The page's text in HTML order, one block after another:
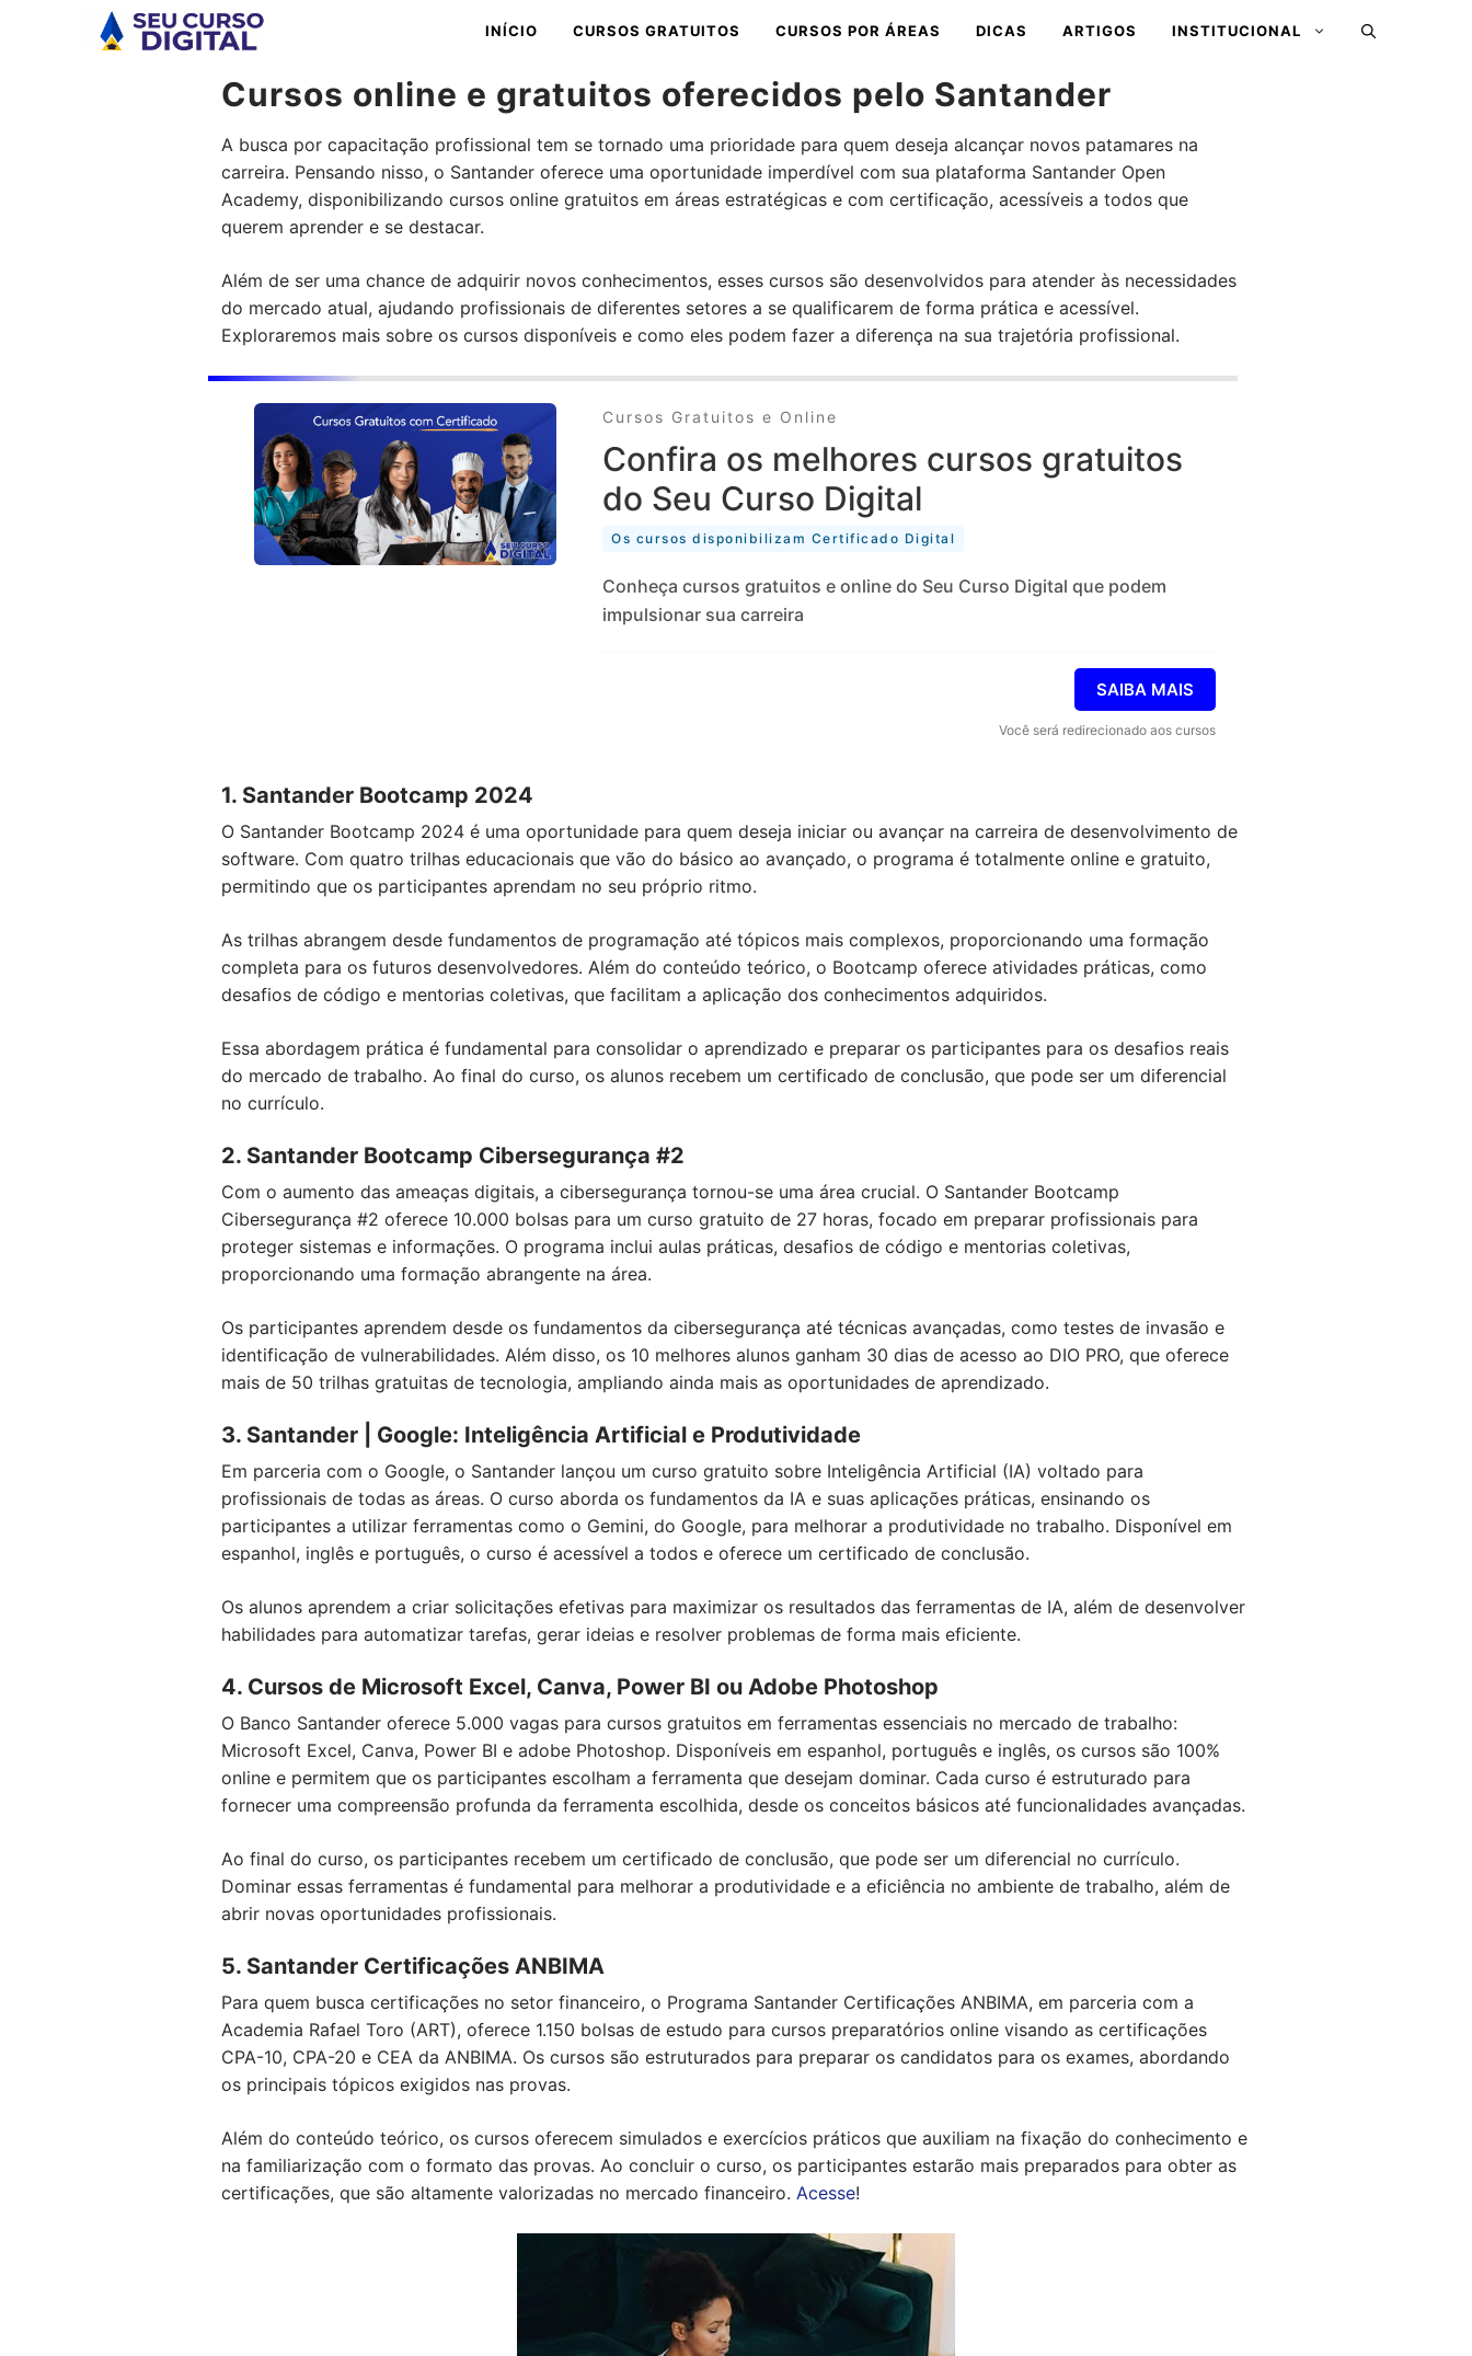
INÍCIO CURSOS GRATUITOS CURSOS POR ÁREAS DICAS ARTIGOS INSTITUCIONAL
Cursos online e gratuitos oferecidos pelo Santander
A busca por capacitação profissional tem se tornado uma prioridade para quem deseja alcançar novos patamares na
carreira. Pensando nisso, o Santander oferece uma oportunidade imperdível com sua plataforma Santander Open
Academy, disponibilizando cursos online gratuitos em áreas estratégicas e com certificação, acessíveis a todos que
querem aprender e se destacar.
Além de ser uma chance de adquirir novos conhecimentos, esses cursos são desenvolvidos para atender às necessidades
do mercado atual, ajudando profissionais de diferentes setores a se qualificarem de forma prática e acessível.
Exploraremos mais sobre os cursos disponíveis e como eles podem fazer a diferença na sua trajetória profissional.
Cursos Gratuitos e Online
Confira os melhores cursos gratuitos
do Seu Curso Digital
Os cursos disponibilizam Certificado Digital
Conheça cursos gratuitos e online do Seu Curso Digital que podem
impulsionar sua carreira
SAIBA MAIS
Você será redirecionado aos cursos
1. Santander Bootcamp 2024
O Santander Bootcamp 2024 é uma oportunidade para quem deseja iniciar ou avançar na carreira de desenvolvimento de
software. Com quatro trilhas educacionais que vão do básico ao avançado, o programa é totalmente online e gratuito,
permitindo que os participantes aprendam no seu próprio ritmo.
As trilhas abrangem desde fundamentos de programação até tópicos mais complexos, proporcionando uma formação
completa para os futuros desenvolvedores. Além do conteúdo teórico, o Bootcamp oferece atividades práticas, como
desafios de código e mentorias coletivas, que facilitam a aplicação dos conhecimentos adquiridos.
Essa abordagem prática é fundamental para consolidar o aprendizado e preparar os participantes para os desafios reais
do mercado de trabalho. Ao final do curso, os alunos recebem um certificado de conclusão, que pode ser um diferencial
no currículo.
2. Santander Bootcamp Cibersegurança #2
Com o aumento das ameaças digitais, a cibersegurança tornou-se uma área crucial. O Santander Bootcamp
Cibersegurança #2 oferece 10.000 bolsas para um curso gratuito de 27 horas, focado em preparar profissionais para
proteger sistemas e informações. O programa inclui aulas práticas, desafios de código e mentorias coletivas,
proporcionando uma formação abrangente na área.
Os participantes aprendem desde os fundamentos da cibersegurança até técnicas avançadas, como testes de invasão e
identificação de vulnerabilidades. Além disso, os 10 melhores alunos ganham 30 dias de acesso ao DIO PRO, que oferece
mais de 50 trilhas gratuitas de tecnologia, ampliando ainda mais as oportunidades de aprendizado.
3. Santander | Google: Inteligência Artificial e Produtividade
Em parceria com o Google, o Santander lançou um curso gratuito sobre Inteligência Artificial (IA) voltado para
profissionais de todas as áreas. O curso aborda os fundamentos da IA e suas aplicações práticas, ensinando os
participantes a utilizar ferramentas como o Gemini, do Google, para melhorar a produtividade no trabalho. Disponível em
espanhol, inglês e português, o curso é acessível a todos e oferece um certificado de conclusão.
Os alunos aprendem a criar solicitações efetivas para maximizar os resultados das ferramentas de IA, além de desenvolver
habilidades para automatizar tarefas, gerar ideias e resolver problemas de forma mais eficiente.
4. Cursos de Microsoft Excel, Canva, Power BI ou Adobe Photoshop
O Banco Santander oferece 5.000 vagas para cursos gratuitos em ferramentas essenciais no mercado de trabalho:
Microsoft Excel, Canva, Power BI e adobe Photoshop. Disponíveis em espanhol, português e inglês, os cursos são 100%
online e permitem que os participantes escolham a ferramenta que desejam dominar. Cada curso é estruturado para
fornecer uma compreensão profunda da ferramenta escolhida, desde os conceitos básicos até funcionalidades avançadas.
Ao final do curso, os participantes recebem um certificado de conclusão, que pode ser um diferencial no currículo.
Dominar essas ferramentas é fundamental para melhorar a produtividade e a eficiência no ambiente de trabalho, além de
abrir novas oportunidades profissionais.
5. Santander Certificações ANBIMA
Para quem busca certificações no setor financeiro, o Programa Santander Certificações ANBIMA, em parceria com a
Academia Rafael Toro (ART), oferece 1.150 bolsas de estudo para cursos preparatórios online visando as certificações
CPA-10, CPA-20 e CEA da ANBIMA. Os cursos são estruturados para preparar os candidatos para os exames, abordando
os principais tópicos exigidos nas provas.
Além do conteúdo teórico, os cursos oferecem simulados e exercícios práticos que auxiliam na fixação do conhecimento e
na familiarização com o formato das provas. Ao concluir o curso, os participantes estarão mais preparados para obter as
certificações, que são altamente valorizadas no mercado financeiro. Acesse!